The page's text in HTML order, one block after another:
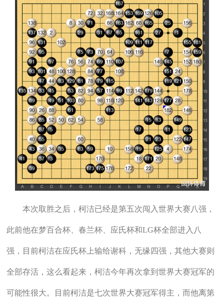
本次取胜之后，柯洁已经是第五次闯入世界大赛八强，
此前他在梦百合杯、春兰杯、应氏杯和LG杯全部进入八
强，目前柯洁在应氏杯上输给谢科，无缘四强，其他大赛则
全部存活，这么看起来，柯洁今年再次拿到世界大赛冠军的
可能性很大。目前柯洁是七次世界大赛冠军得主，而他离第